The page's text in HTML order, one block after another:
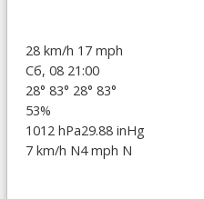
28 km/h 17 mph
Сб, 08 21:00
28° 83° 28° 83°
53%
1012 hPa29.88 inHg
7 km/h N4 mph N